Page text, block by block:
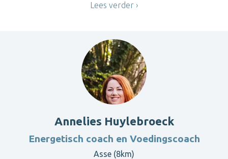
Lees verder
Annelies Huylebroeck
Energetisch coach en Voedingscoach
Asse (8km)